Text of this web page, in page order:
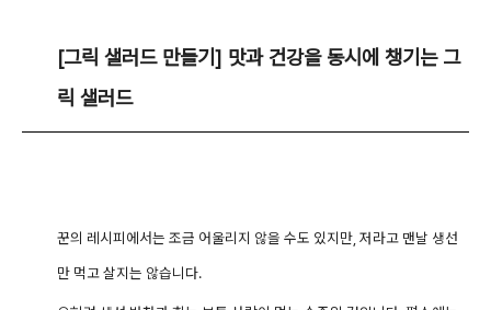
[그릭 샐러드 만들기] 맛과 건강을 동시에 챙기는 그
릭 샐러드
꾼의 레시피에서는 조금 어울리지 않을 수도 있지만, 저라고 맨날 생선
만 먹고 살지는 않습니다.